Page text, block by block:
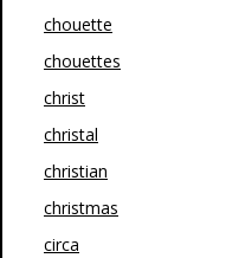
chouette
chouettes
christ
christal
christian
christmas
circa